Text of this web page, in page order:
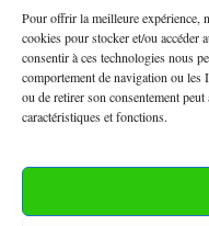
Pour offrir la meilleure expérience,
cookies pour stocker et/ou accéder
consentir à ces technologies nous
comportement de navigation ou les
ou de retirer son consentement
caractéristiques et fonctions.
Finaldées EURL
Siège social : 13
Nous contacter
Conditions
Politique de